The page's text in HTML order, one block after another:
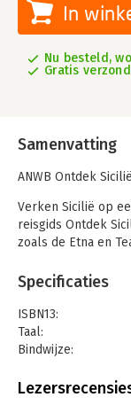
In
Nu besteld,
Gratis
Samenvatting
ANWB Ontdek
Verken Sicilië op
reisgids Ontdek
zoals de Etna en
Trapani of bezoek
Ontdek Sicilië
en vervoer ook
De auteur laat juist
aan voorbij lopen.
uitneembare kaart.
reisgezel tijdens je
Specificaties
ISBN13:
Taal:
Bindwijze:
Uitgever: